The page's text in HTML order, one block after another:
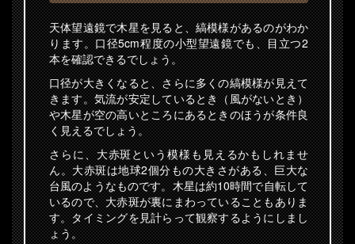
天体望遠鏡で木星を見ると、縞模様があるのがわか
ります。口径5cm程度の小型望遠鏡でも、目立つ2
本を確認できるでしょう。
口径が大きくなると、さらに多くの縞模様が見えて
きます。気流が安定しているとき（風がないとき）
や木星が空の高いところにあるときのほうが条件良
く見えるでしょう。
さらに、大赤斑という模様も見えるかもしれませ
ん。大赤斑は地球2個分もの大きさがある、巨大な
台風のようなものです。木星は約10時間で自転して
いるので、大赤斑が裏にまわっていることもありま
す。タイミングを見計らって観察するようにしまし
ょう。